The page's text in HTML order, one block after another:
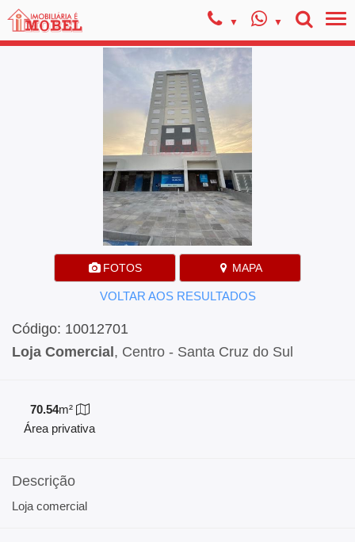
FOTOS MAPA
VOLTAR AOS RESULTADOS
Código: 10012701
Loja Comercial , Centro - Santa Cruz do Sul
70.54m²
Área privativa
Descrição
Loja comercial